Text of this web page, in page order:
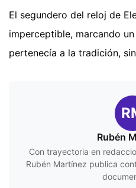
El segundero del reloj de
imperceptible, marcando
pertenecía a la tradición,
Rubén
Con trayectoria en
Rubén Martínez publica